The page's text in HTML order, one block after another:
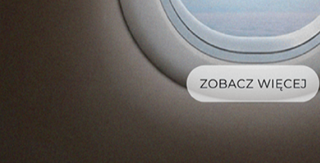
26.06.2017
należy zapłacić w terminie rejestracji
30.06.2017 – 10.07.2017
(lekarski i lekarsko-dentystyczny)